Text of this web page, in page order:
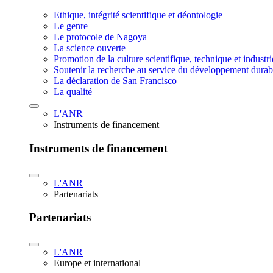
Ethique, intégrité scientifique et déontologie
Le genre
Le protocole de Nagoya
La science ouverte
Promotion de la culture scientifique, technique et
Soutenir la recherche au service du développement
La déclaration de San Francisco
La qualité
L'ANR
Instruments de financement
Instruments de financement
L'ANR
Partenariats
Partenariats
L'ANR
Europe et international